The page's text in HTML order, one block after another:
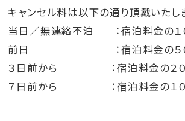
キャンセル料は以下の通り頂戴いたし
当日／無連絡不泊 ：宿泊料金の１
前日 ：宿泊料金の５
３日前から ：宿泊料金の２
７日前から ：宿泊料金の１